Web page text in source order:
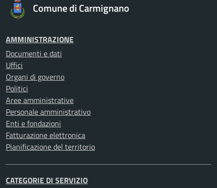
Comune di Carmignano
AMMINISTRAZIONE
Documenti e dati
Uffici
Organi di governo
Politici
Aree amministrative
Personale amministrativo
Enti e fondazioni
Fatturazione elettronica
Pianificazione del territorio
CATEGORIE DI SERVIZIO